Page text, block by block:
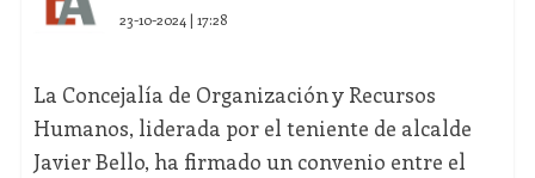
23-10-2024 | 17:28
La Concejalía de Organización y Recursos
Humanos, liderada por el teniente de alcalde
Javier Bello, ha firmado un convenio entre el